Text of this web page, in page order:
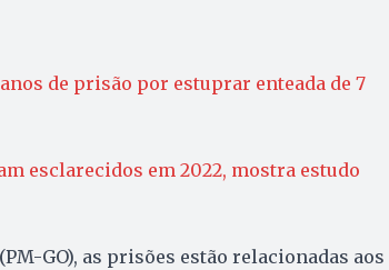
de prisão por estuprar enteada de 7
esclarecidos em 2022, mostra estudo
GO), as prisões estão relacionadas aos